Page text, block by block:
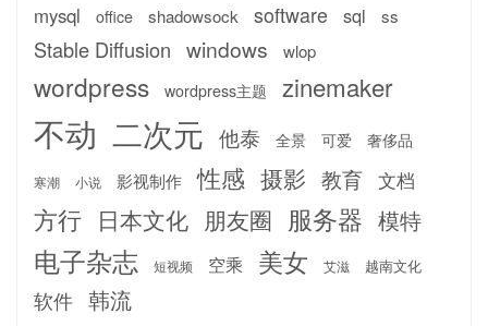
mysql office shadowsock software sql ss
Stable Diffusion windows wlop
wordpress wordpress主题 zinemaker
不动 二次元 他泰 全景 可爱 奢侈品
寒潮 小说 影视制作 性感 摄影 教育 文档
方行 日本文化 朋友圈 服务器 模特
电子杂志 短视频 空乘 美女 艾滋 越南文化
软件 韩流